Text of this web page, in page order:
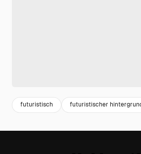
futuristisch futuristischer